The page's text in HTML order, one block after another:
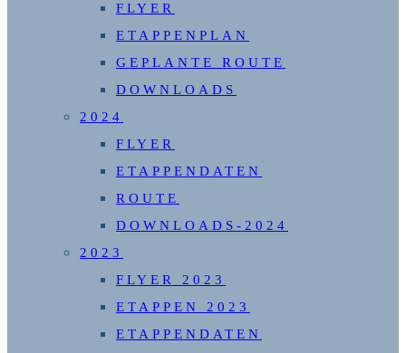
FLYER
ETAPPENPLAN
GEPLANTE ROUTE
DOWNLOADS
2024
FLYER
ETAPPENDATEN
ROUTE
DOWNLOADS-2024
2023
FLYER 2023
ETAPPEN 2023
ETAPPENDATEN